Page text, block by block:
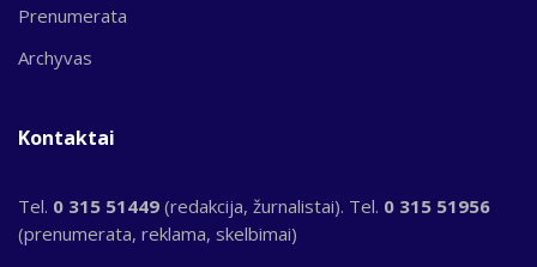
Prenumerata
Archyvas
Kontaktai
Tel. 0 315 51449 (redakcija, žurnalistai). Tel. 0 315 51956
(prenumerata, reklama, skelbimai)